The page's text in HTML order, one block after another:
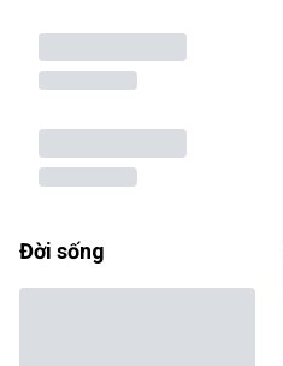
Đời sống